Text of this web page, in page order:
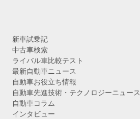
新車試乗記
中古車検索
ライバル車比較テスト
最新自動車ニュース
自動車お役立ち情報
自動車先進技術・テクノロジーニュース
自動車コラム
インタビュー